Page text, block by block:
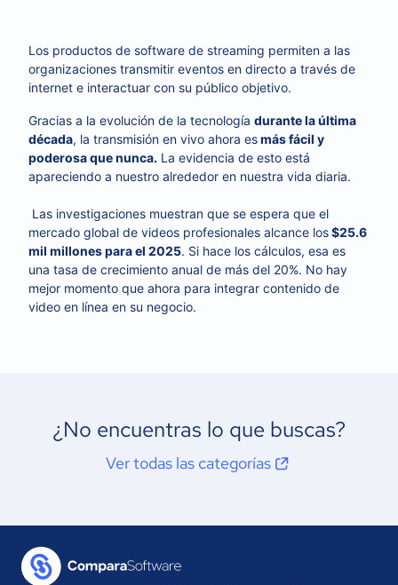
Los productos de software de streaming permiten a las
organizaciones transmitir eventos en directo a través de
internet e interactuar con su público objetivo.
Gracias a la evolución de la tecnología durante la última
década, la transmisión en vivo ahora esmás fácil y
poderosa que nunca. La evidencia de esto está
apareciendo a nuestro alrededor en nuestra vida diaria.
Las investigaciones muestran que se espera que el
mercado global de videos profesionales alcance los$25.6
mil millones para el 2025. Si hace los cálculos, esa es
una tasa de crecimiento anual de más del 20%. No hay
mejor momento que ahora para integrar contenido de
video en línea en su negocio.
¿No encuentras lo que buscas?
Ver todas las categorías